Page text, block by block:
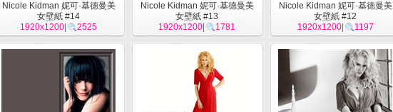
Nicole Kidman 妮可·基德曼美
女壁紙 #14
1920x1200
2525
Nicole Kidman 妮可·基德曼美
女壁紙 #13
1920x1200
1781
Nicole Kidman 妮可·基德曼美
女壁紙 #12
1920x1200| 1197